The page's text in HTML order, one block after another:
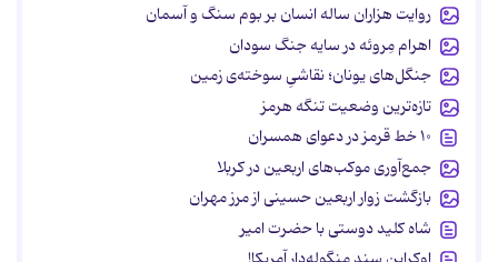
روایت هزاران ساله انسان بر بوم سنگ و آسمان
اهرام مِروئه در سایه جنگ سودان
جنگل‌های یونان؛ نقاشیِ سوخته‌ی زمین
تازه‌ترین وضعیت تنگه هرمز
۱۰ خط قرمز در دعوای همسران
جمع‌آوری موکب‌های اربعین در کربلا
بازگشت زوار اربعین حسینی از مرز مهران
شاه کلید دوستی با حضرت امیر